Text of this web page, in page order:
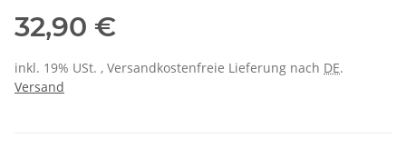
32,90 €
inkl. 19% USt. , Versandkostenfreie Lieferung nach DE.
Versand